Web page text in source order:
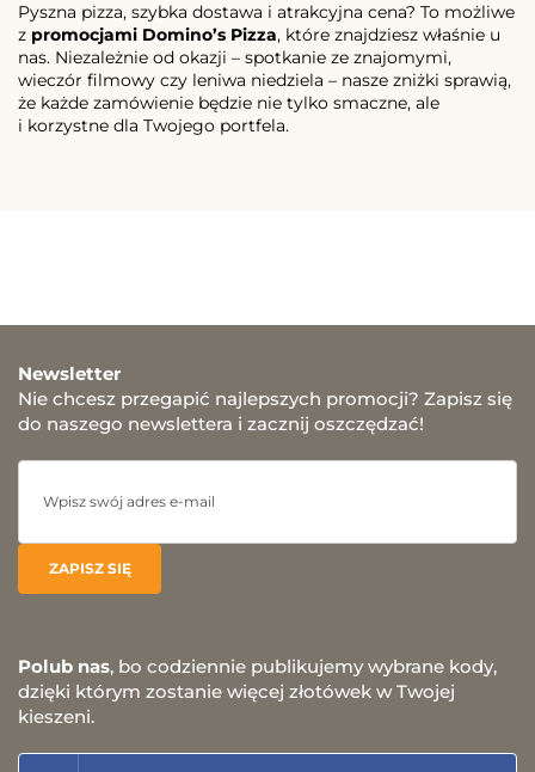
Pyszna pizza, szybka dostawa i atrakcyjna cena? To możliwe
z promocjami Domino’s Pizza, które znajdziesz właśnie u
nas. Niezależnie od okazji – spotkanie ze znajomymi,
wieczór filmowy czy leniwa niedziela – nasze zniżki sprawią,
że każde zamówienie będzie nie tylko smaczne, ale
i korzystne dla Twojego portfela.
Newsletter
Nie chcesz przegapić najlepszych promocji? Zapisz się
do naszego newslettera i zacznij oszczędzać!
Polub nas, bo codziennie publikujemy wybrane kody,
dzięki którym zostanie więcej złotówek w Twojej
kieszeni.